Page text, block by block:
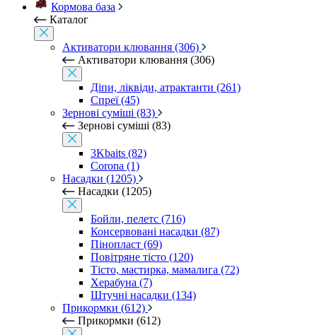
Кормова база
Каталог
Активатори клювання (306)
Активатори клювання (306)
Діпи, ліквіди, атрактанти (261)
Спреї (45)
Зернові суміші (83)
Зернові суміші (83)
3Kbaits (82)
Corona (1)
Насадки (1205)
Насадки (1205)
Бойли, пелетс (716)
Консервовані насадки (87)
Пінопласт (69)
Повітряне тісто (120)
Тісто, мастирка, мамалига (72)
Херабуна (7)
Штучні насадки (134)
Прикормки (612)
Прикормки (612)